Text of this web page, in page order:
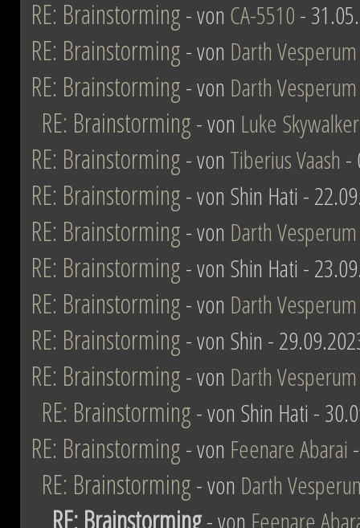
RE: Brainstorming- von CA-5510-
RE: Brainstorming- von Darth Vesperum
RE: Brainstorming- von Darth Vesperum
RE: Brainstorming- von Luke Skywalker
RE: Brainstorming- von Tiberius Vaash -
RE: Brainstorming- von Shin Hati -
RE: Brainstorming- von Darth Vesperum
RE: Brainstorming- von Shin Hati -
RE: Brainstorming- von Darth Vesperum
RE: Brainstorming- von Shin -
RE: Brainstorming- von Darth Vesperum
RE: Brainstorming- von Shin Hati -
RE: Brainstorming- von Feenare Abarai
RE: Brainstorming- von Darth
RE: Brainstorming- von Feenare